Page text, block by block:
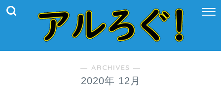
― ARCHIVES ―
2020年 12月